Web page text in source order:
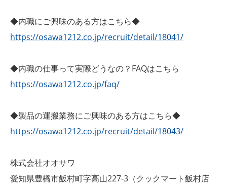
◆内職にご興味のある方はこちら◆
https://osawa1212.co.jp/recruit/detail/18041/
◆内職の仕事って実際どうなの？FAQはこちら
https://osawa1212.co.jp/faq/
◆製品の運搬業務にご興味のある方はこちら◆
https://osawa1212.co.jp/recruit/detail/18043/
株式会社オオサワ
愛知県豊橋市飯村町字高山227-3（クックマート飯村店